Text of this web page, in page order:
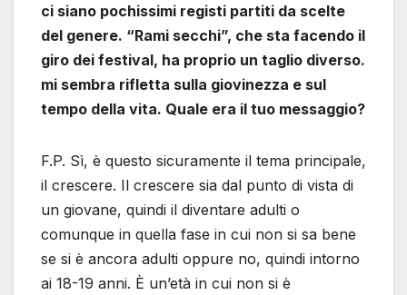
ci siano pochissimi registi partiti da scelte
del genere. “Rami secchi”, che sta facendo il
giro dei festival, ha proprio un taglio diverso.
mi sembra rifletta sulla giovinezza e sul
tempo della vita. Quale era il tuo messaggio?
F.P. Sì, è questo sicuramente il tema principale,
il crescere. Il crescere sia dal punto di vista di
un giovane, quindi il diventare adulti o
comunque in quella fase in cui non si sa bene
se si è ancora adulti oppure no, quindi intorno
ai 18-19 anni. È un’età in cui non si è